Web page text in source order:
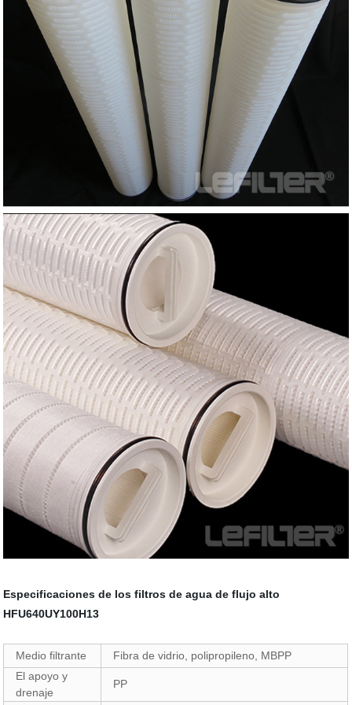
Especificaciones de los filtros de agua de flujo alto
HFU640UY100H13
Medio filtrante
Fibra de vidrio, polipropileno, MBPP
El apoyo y
drenaje
PP